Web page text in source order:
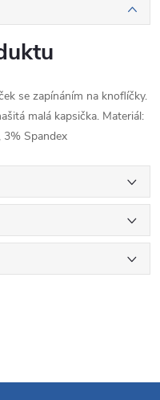
se zapínáním na knoflíčky.
malá kapsička. Materiál:
Spandex